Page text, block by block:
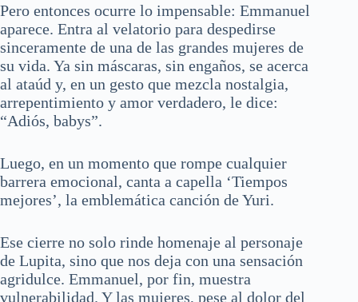
Pero entonces ocurre lo impensable: Emmanuel
aparece. Entra al velatorio para despedirse
sinceramente de una de las grandes mujeres de
su vida. Ya sin máscaras, sin engaños, se acerca
al ataúd y, en un gesto que mezcla nostalgia,
arrepentimiento y amor verdadero, le dice:
“Adiós, babys”.
Luego, en un momento que rompe cualquier
barrera emocional, canta a capella ‘Tiempos
mejores’, la emblemática canción de Yuri.
Ese cierre no solo rinde homenaje al personaje
de Lupita, sino que nos deja con una sensación
agridulce. Emmanuel, por fin, muestra
vulnerabilidad. Y las mujeres, pese al dolor del